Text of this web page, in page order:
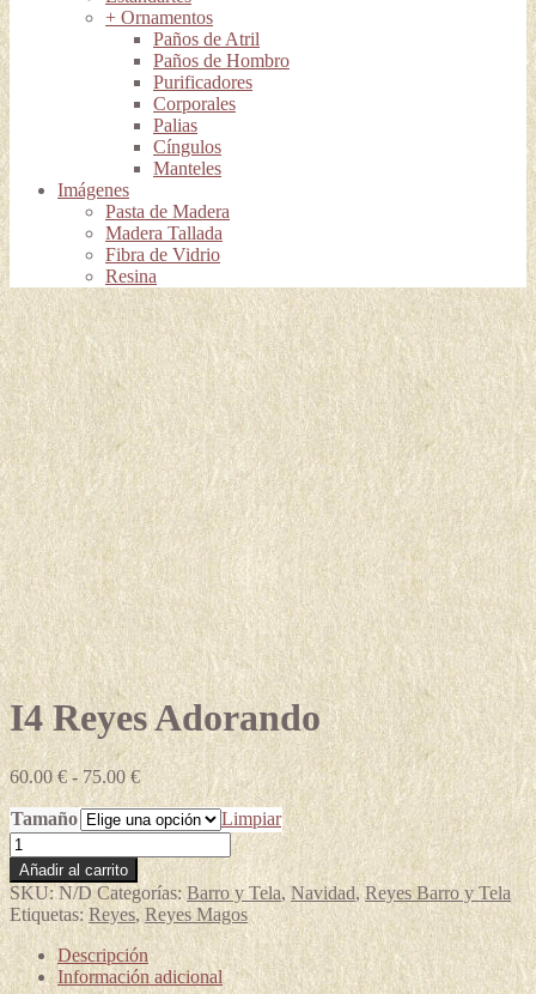
+ Ornamentos
Paños de Atril
Paños de Hombro
Purificadores
Corporales
Palias
Cíngulos
Manteles
Imágenes
Pasta de Madera
Madera Tallada
Fibra de Vidrio
Resina
I4 Reyes Adorando
60.00€ - 75.00€Rango
de
precios:
desde
60.00 €
hasta
75.00 €
Tamaño
Limpiar
I4
Reyes
Adorando
cantidad
Añadir al carrito
SKU:N/D Categorías: Barro y Tela, Navidad,Reyes Barro y Tela
Etiquetas:Reyes, Reyes Magos
Descripción
Información adicional